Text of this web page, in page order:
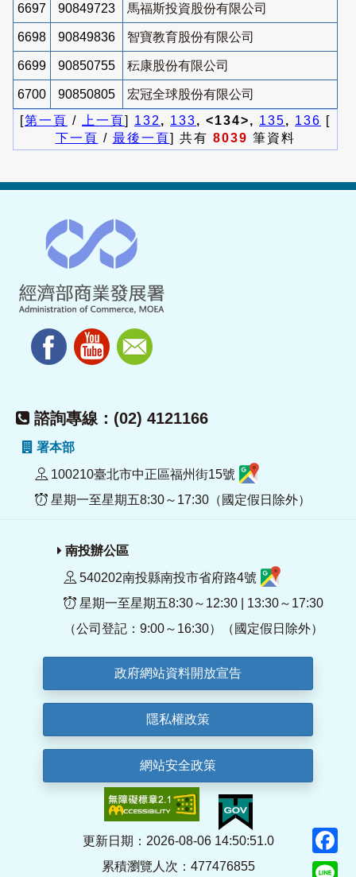
6697 90849723 馬福斯投資股份有限公司
6698 90849836 智寶教育股份有限公司
6699 90850755 秐康股份有限公司
6700 90850805
宏冠全球股份有限公司
[第一頁 / 上一頁] 132 , 133, <134>, 135, 136 [
下一頁 / 最後一頁] 共有 8039 筆資料
諮詢專線：(02) 4121166
署本部
100210臺北市中正區福州街15號
星期一至星期五8:30～17:30（國定假日除外）
南投辦公區
540202南投縣南投市省府路4號
星期一至星期五8:30～12:30 | 13:30～17:30
（公司登記：9:00～16:30）（國定假日除外）
政府網站資料開放宣告
隱私權政策
網站安全政策
更新日期：2026-08-06 14:50:51.0
累積瀏覽人次：477476855